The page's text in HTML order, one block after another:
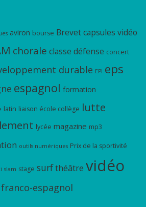
aviron bourse Brevetcapsules vidéo
chorale classe défense concert
durable EPI eps
espagnol formation
latin liaison école collège lutte
lycée magazine mp3
outils numériques Prix de la sportivité
slam stage surfthéâtre vidéo
espagnol